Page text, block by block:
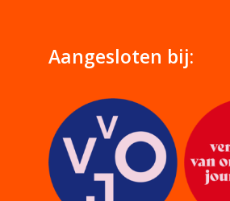
Aangesloten bij: